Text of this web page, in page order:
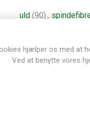
uld (90),
hjælper os med at
Ved at benytte vores